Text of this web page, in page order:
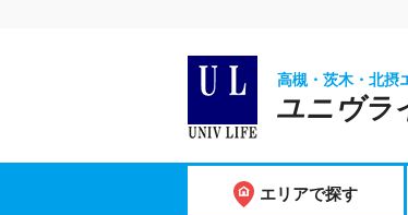
高槻・茨木・北摂
ユニヴラ
エリアで探す